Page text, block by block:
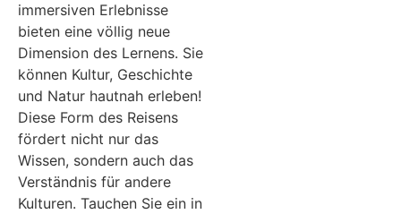
immersiven Erlebnisse
bieten eine völlig neue
Dimension des Lernens. Sie
können Kultur, Geschichte
und Natur hautnah erleben!
Diese Form des Reisens
fördert nicht nur das
Wissen, sondern auch das
Verständnis für andere
Kulturen. Tauchen Sie ein in